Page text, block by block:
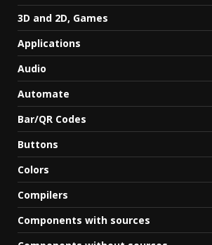
3D and 2D, Games
Applications
Audio
Automate
Bar/QR Codes
Buttons
Colors
Compilers
Components with sources